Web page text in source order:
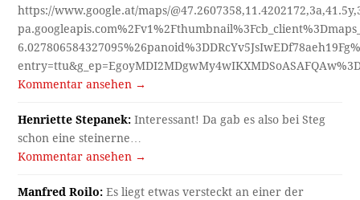
https://www.google.at/maps/
Kommentar ansehen →
Henriette Stepanek: Interessant! Da gab es also bei Steg
schon eine steinerne…
Kommentar ansehen →
Manfred Roilo: Es liegt etwas versteckt an einer der